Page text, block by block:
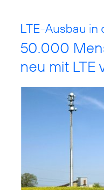
LTE-Ausbau in
50.000
neu mit LTE